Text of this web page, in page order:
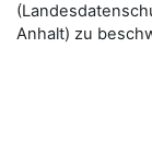
Anhalt) zu